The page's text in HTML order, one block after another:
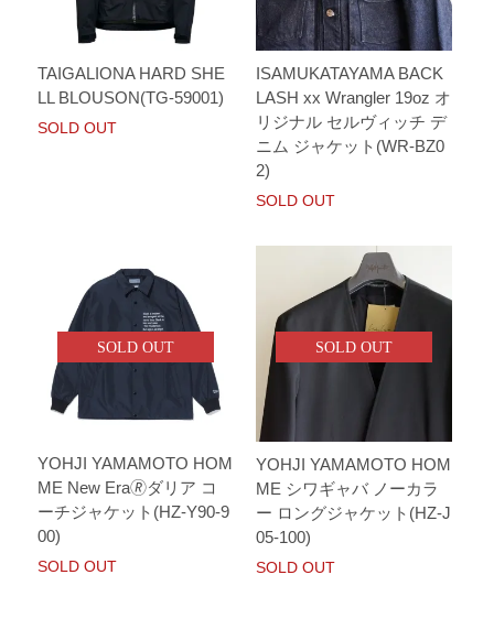
TAIGALIONA HARD SHE
LL BLOUSON(TG-59001)
SOLD OUT
ISAMUKATAYAMA BACK
LASH xx Wrangler 19oz オ
リジナル セルヴィッチ デ
ニム ジャケット(WR-BZ0
2)
SOLD OUT
SOLD OUT
YOHJI YAMAMOTO HOM
ME New Era🄬ダリア コ
ーチジャケット(HZ-Y90-9
00)
SOLD OUT
SOLD OUT
YOHJI YAMAMOTO HOM
ME シワギャバ ノーカラ
ー ロングジャケット(HZ-J
05-100)
SOLD OUT